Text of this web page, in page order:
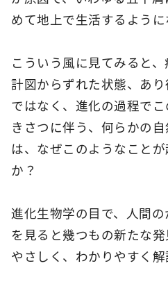
めて地上で生活するように
こういう風に見てみると
計図からずれた状態、あ
ではなく、進化の過程で
きさつに伴う、何らかの
は、なぜこのようなこと
か？
進化生物学の目で、人間
を見ると幾つもの新たな
やさしく、わかりやすく解